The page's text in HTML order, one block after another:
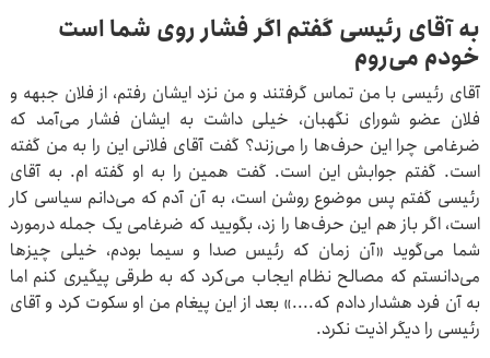
به آقای رئیسی گفتم اگر فشار روی شما است
خودم می‌روم
آقای رئیسی با من تماس گرفتند و من نزد ایشان رفتم، از فلان جبهه و
فلان عضو شورای نگهبان، خیلی داشت به ایشان فشار می‌آمد که
ضرغامی چرا این حرف‌ها را می‌زند؟ گفت آقای فلانی این را به من گفته
است. گفتم جوابش این است. گفت همین را به او گفته ام. به آقای
رئیسی گفتم پس موضوع روشن است، به آن آدم که می‌دانم سیاسی کار
است، اگر باز هم این حرف‌ها را زد، بگویید که ضرغامی یک جمله درمورد
شما می‌گوید «آن زمان که رئیس صدا و سیما بودم، خیلی چیزها
می‌دانستم که مصالح نظام ایجاب می‌کرد که به طرقی پیگیری کنم اما
به آن فرد هشدار دادم که....» بعد از این پیغام من او سکوت کرد و آقای
رئیسی را دیگر اذیت نکرد.